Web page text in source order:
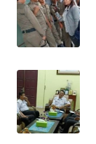
WN
NIAS
WN
LANGKAT
WN